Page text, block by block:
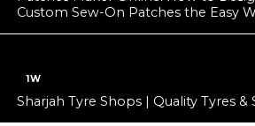
Custom Sew-On Patches the Easy
1W
Sharjah Tyre Shops | Quality Tyres &